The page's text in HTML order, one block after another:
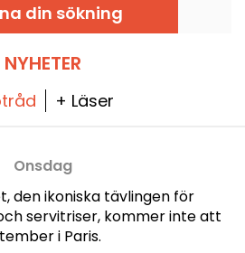
din sökning
NYHETER
+ Läser
Onsdag
den ikoniska tävlingen för
servitriser, kommer inte att
i Paris.